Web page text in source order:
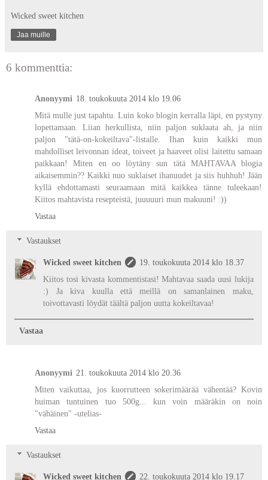
Wicked sweet kitchen
Jaa muille
6 kommenttia:
Anonyymi 18. toukokuuta 2014 klo 19.06
Mitä mulle just tapahtu. Luin koko blogin kerralla läpi, en pystyny
lopettamaan. Liian herkullista, niin paljon suklaata ah, ja niin
paljon "tätä-on-kokeiltava"-listalle. Ihan kuin kaikki mun
mahdolliset leivonnan ideat, toiveet ja haaveet olisi laitettu samaan
paikkaan! Miten en oo löytäny sun tätä MAHTAVAA blogia
aikaisemmin?? Kaikki nuo suklaiset ihanuudet ja siis huhhuh! Jään
kyllä ehdottamasti seuraamaan mitä kaikkea tänne tuleekaan!
Kiitos mahtavista resepteistä, juuuuuri mun makuuni! :))
Vastaa
Vastaukset
Wicked sweet kitchen
19. toukokuuta 2014 klo 18.37
Kiitos tosi kivasta kommentistasi! Mahtavaa saada uusi lukija
:) Ja kiva kuulla että meillä on samanlainen maku,
toivottavasti löydät täältä paljon uutta kokeiltavaa!
Vastaa
Anonyymi 21. toukokuuta 2014 klo 20.36
Miten vaikuttaa, jos kuorrutteen sokerimäärää vähentää? Kovin
huiman tuntuinen tuo 500g... kun voin määräkin on noin
"vähäinen" -utelias-
Vastaa
Vastaukset
Wicked sweet kitchen
22. toukokuuta 2014 klo 19.17